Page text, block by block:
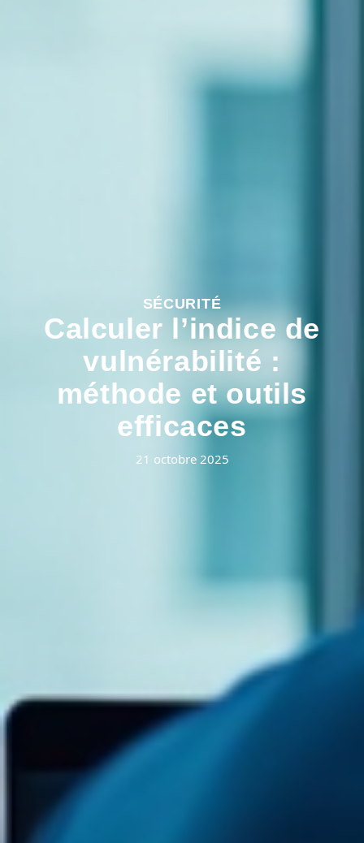
SÉCURITÉ
Calculer l’indice de
vulnérabilité :
méthode et outils
efficaces
21 octobre 2025